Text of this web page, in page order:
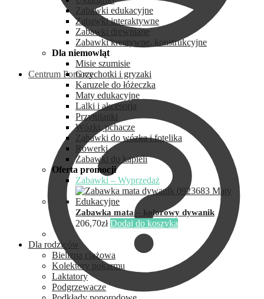
Centrum Pomocy
Zabawki edukacyjne
Zabawki interaktywne
Zabawki drewniane
Zabawki kreatywne, konstrukcyjne
Dla niemowląt
Misie szumisie
Grzechotki i gryzaki
Karuzele do łóżeczka
Maty edukacyjne
Lalki i akcesoria
Przytulanki
Wózki, pchacze
Zabawki do wózka i fotelika
Rowerki
Zabawki do kąpieli
Oferta promocji
Zabawki – Wyprzedaż
Zabawka mata – kolorowy dywanik
206,70zł Dodaj do koszyka
Dla rodziców
Bielizna ciążowa
Kolektory pokarmu
Laktatory
Podgrzewacze